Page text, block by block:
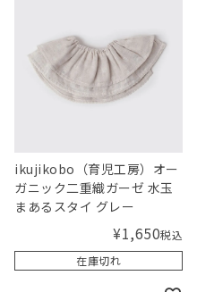
ikujikobo（育児工房）オー
ガニック二重織ガーゼ 水玉
まあるスタイ グレー
¥1,650税込
在庫切れ